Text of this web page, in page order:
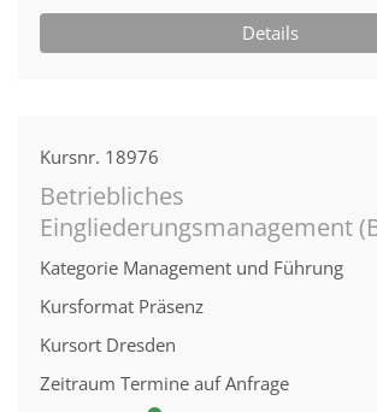
Details
Kursnr. 18976
Betriebliches
Eingliederungsmanagement
Kategorie Management und Führung
Kursformat Präsenz
Kursort Dresden
Zeitraum Termine auf Anfrage